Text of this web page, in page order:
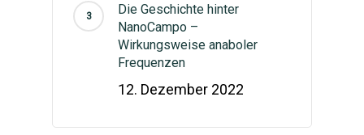
Die Geschichte hinter
NanoCampo –
Wirkungsweise anaboler
Frequenzen
12. Dezember 2022